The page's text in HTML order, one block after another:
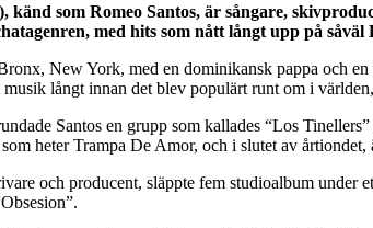
känd som Romeo Santos, är sångare,
med hits som nått långt upp på
New York, med en dominikansk pappa och
långt innan det blev populärt runt om i
Santos en grupp som kallades “Los
heter Trampa De Amor, och i slutet av
och producent, släppte fem studioalbum